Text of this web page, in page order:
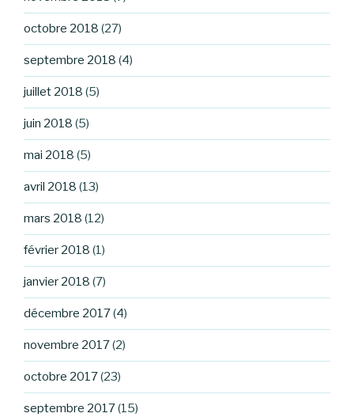
octobre 2018 (27)
septembre 2018 (4)
juillet 2018 (5)
juin 2018 (5)
mai 2018 (5)
avril 2018 (13)
mars 2018 (12)
février 2018 (1)
janvier 2018 (7)
décembre 2017(4)
novembre 2017(2)
octobre 2017(23)
septembre 2017(15)